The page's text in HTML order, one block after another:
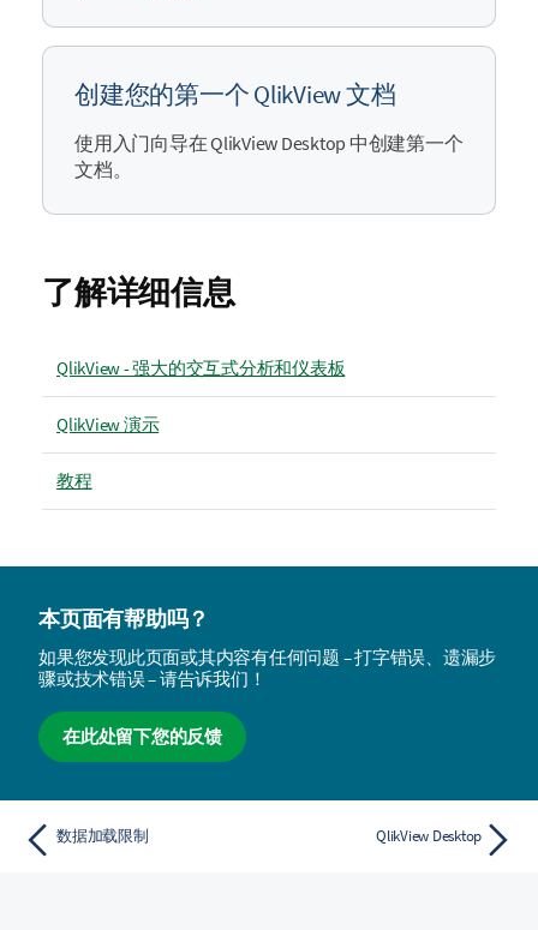
创建您的第一个QlikView文档
使用入门向导在QlikView Desktop 中创建第一个
文档。
了解详细信息
QlikView - 强大的交互式分析和仪表板
QlikView 演示
教程
本页面有帮助吗？
如果您发现此页面或其内容有任何问题 – 打字错误、遗漏步
骤或技术错误 – 请告诉我们！
在此处留下您的反馈
数据加载限制 QlikView Desktop